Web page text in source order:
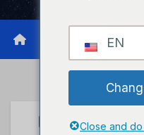
UNCATEGORIZED
EN
Close and